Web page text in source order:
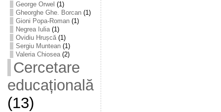
George Orwel (1)
Gheorghe Ghe. Borcan(1)
Gioni Popa-Roman(1)
Negrea Iulia(1)
Ovidiu Hrușcă(1)
Sergiu Muntean(1)
Valeria Chiosea(2)
Cercetare
educațională
(13)